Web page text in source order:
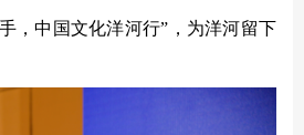
，中国文化洋河行”，为洋河留下